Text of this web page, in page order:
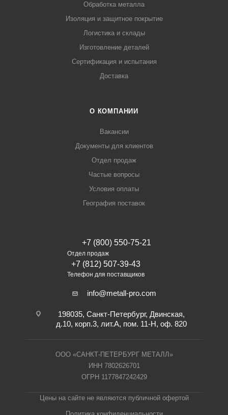
Обработка металла
Изоляция и защитное покрытие
Логистика и склады
Изготовление деталей
Сертификация и испытания
Доставка
О КОМПАНИИ
Вакансии
Документы для клиентов
Отдел продаж
Частые вопросы
Условия оплаты
География поставок
+7 (800) 550-75-21
Отдел продаж
+7 (812) 507-39-43
Телефон для поставщиков
info@metall-pro.com
198035, Санкт-Петербург, Двинская,
д.10, корп.3, лит.А, пом. 11-Н, оф. 820
ООО «САНКТ-ПЕТЕРБУРГ МЕТАЛЛ»
ИНН 7802626701
ОГРН 1177847242429
Цены на сайте не являются публичной офертой